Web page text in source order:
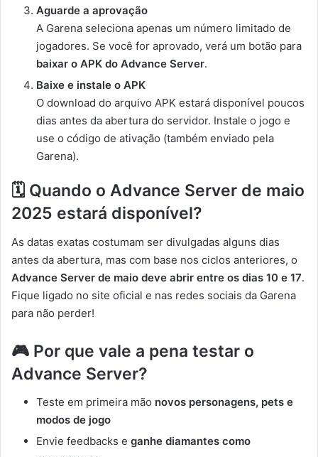
Aguarde a aprovação
A Garena seleciona apenas um número limitado de
jogadores. Se você for aprovado, verá um botão para
baixar o APK do Advance Server.
Baixe e instale o APK
O download do arquivo APK estará disponível poucos
dias antes da abertura do servidor. Instale o jogo e
use o código de ativação (também enviado pela
Garena).
🗓️ Quando o Advance Server de maio
2025 estará disponível?
As datas exatas costumam ser divulgadas alguns dias
antes da abertura, mas com base nos ciclos anteriores, o
Advance Server de maio deve abrir entre os dias 10 e 17.
Fique ligado no site oficial e nas redes sociais da Garena
para não perder!
🎮 Por que vale a pena testar o
Advance Server?
Teste em primeira mão novos personagens, pets e
modos de jogo
Envie feedbacks e ganhe diamantes como